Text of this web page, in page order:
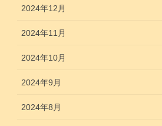
2024年12月
2024年11月
2024年10月
2024年9月
2024年8月